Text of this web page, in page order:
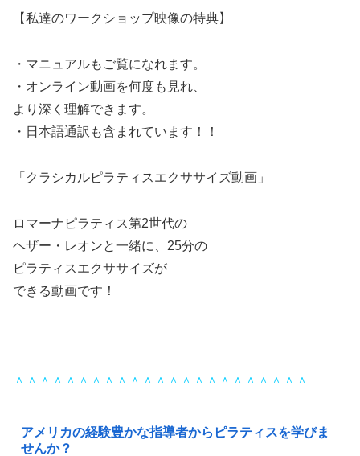
【私達のワークショップ映像の特典】
・マニュアルもご覧になれます。
・オンライン動画を何度も見れ、
より深く理解できます。
・日本語通訳も含まれています！！
「クラシカルピラティスエクササイズ動画」
ロマーナピラティス第2世代の
ヘザー・レオンと一緒に、25分の
ピラティスエクササイズが
できる動画です！
＾＾＾＾＾＾＾＾＾＾＾＾＾＾＾＾＾＾＾＾＾＾＾
アメリカの経験豊かな指導者からピラティスを学びま
せんか？